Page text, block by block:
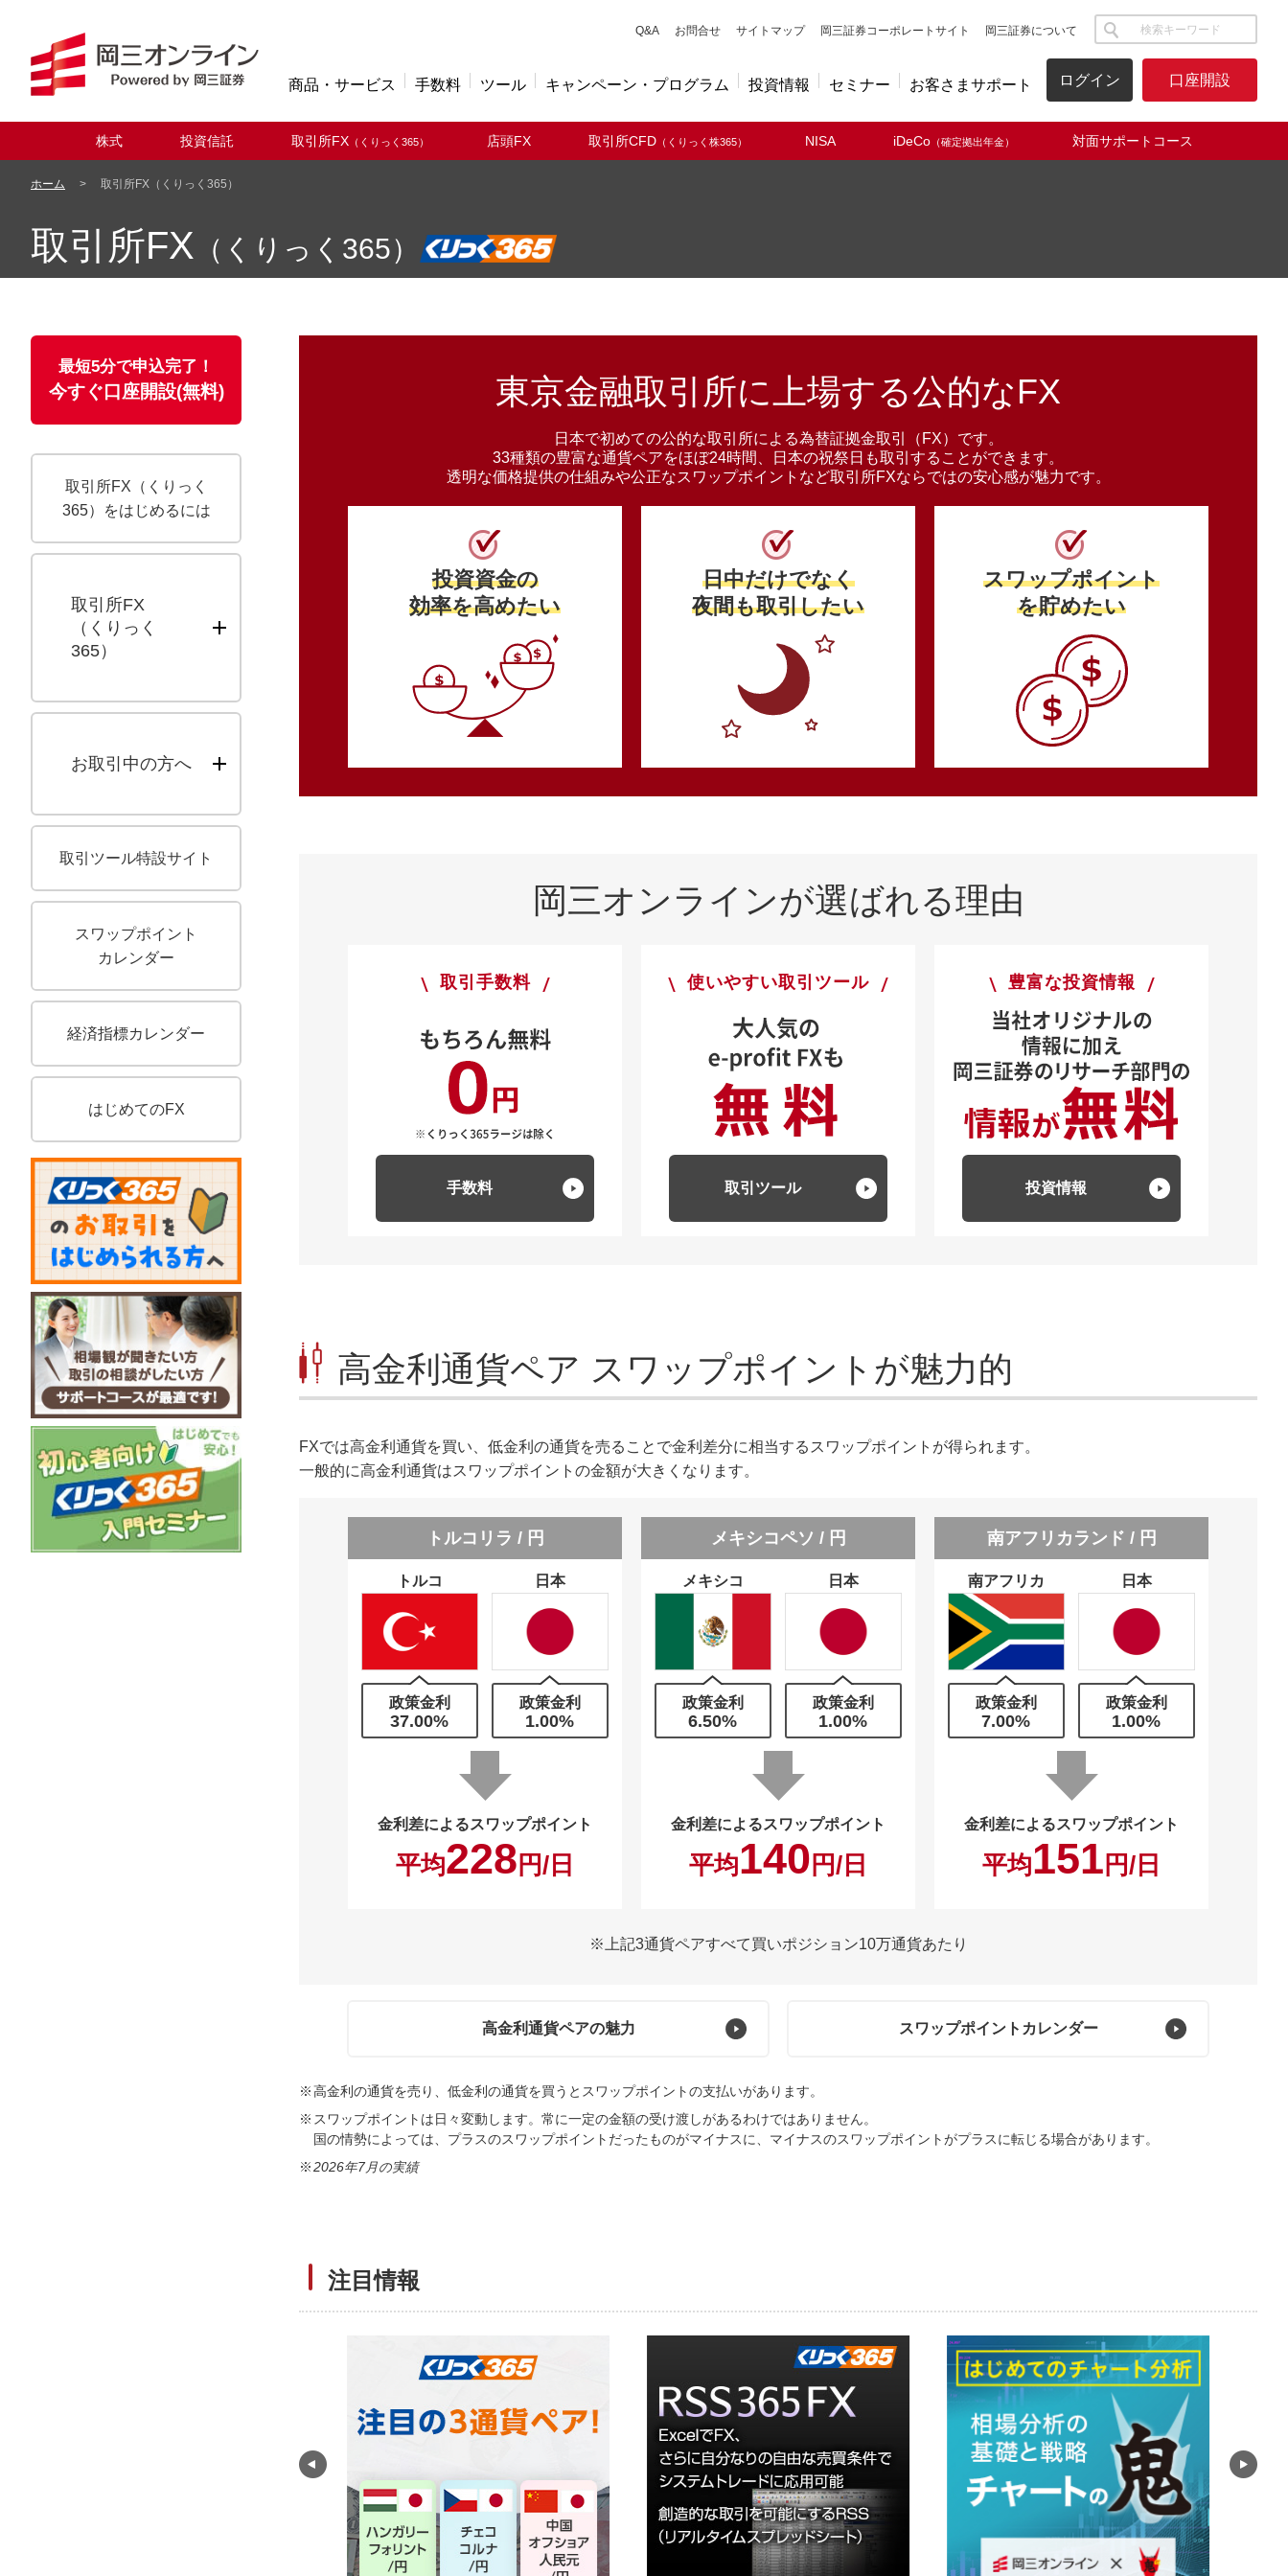
Q&Aキューアンドエー
お問合せ サイトマップ 岡三証券コーポレートサイト 岡三証券について サイト内検索
商品・サービス 手数料 ツール キャンペーン・プログラム 投資情報 セミナー お客さまサポート ログイン 口座開設
株式 投資信託 取引所FX（くりっく365） 店頭FX 取引所CFD（くりっく株365） NISA iDeCo（確定拠出年金） 対面サポートコース
ホーム 取引所FX（くりっく365）
取引所FX （くりっく365）
東京金融取引所に 上場する公的なFX
日本で初めての公的な取引所による為替証拠金取引（FX）です。
33種類の豊富な通貨ペアをほぼ24時間、
日本の祝祭日も取引することができます。
透明な価格提供の仕組みや公正なスワップポイントなど取引所FXならではの安心感が魅力です。
投資資金の
効率を高めたい
日中だけでなく
夜間も取引したい
スワップポイント
を貯めたい
岡三オンラインが選ばれる理由
取引手数料
手数料
使いやすい取引ツール
取引ツール
豊富な投資情報
投資情報
高金利通貨ペア スワップポイントが魅力的
FXでは高金利通貨を買い、低金利の通貨を売ることで金利差分に相当するスワップポイントが得られます。
一般的に高金利通貨はスワップポイントの金額が大きくなります。
トルコリラ / 円
トルコ
政策金利
37.00%
日本
政策金利
1.00%
金利差によるスワップポイント
平均228 円/日
メキシコペソ / 円
メキシコ
政策金利
6.50%
日本
政策金利
1.00%
金利差によるスワップポイント
平均140 円/日
南アフリカランド / 円
南アフリカ
政策金利
7.00%
日本
政策金利
1.00%
金利差によるスワップポイント
平均151 円/日
※上記3通貨ペアすべて買いポジション10万通貨あたり
高金利通貨ペアの魅力 スワップポイントカレンダー
※ 高金利の通貨を売り、低金利の通貨を買うとスワップポイントの支払いがあります。
※ スワップポイントは日々変動します。常に一定の金額の受け渡しがあるわけではありません。
国の情勢によっては、プラスのスワップポイントだったものがマイナスに、マイナスのスワップポイントがプラスに転じる場合があります。
※ 2026年7月の実績
注目情報
最短5分で申込完了！
今すぐ口座開設(無料)
取引所FX（くりっく
365）をはじめるには
取引所FX
（くりっく
365）
お取引中の方へ
取引ツール特設サイト
スワップポイント
カレンダー
経済指標カレンダー
はじめてのFX